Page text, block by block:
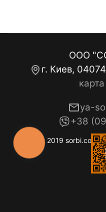
ООО
г. Киев,
© 2019
ya-
+38